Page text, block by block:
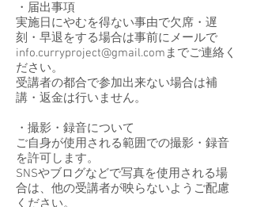
・届出事項
実施日にやむを得ない事由で欠席・遅
刻・早退をする場合は事前にメールで
info.curryproject@gmail.comまでご連絡く
ださい。
受講者の都合で参加出来ない場合は補
講・返金は行いません。
・撮影・録音について
ご自身が使用される範囲での撮影・録音
を許可します。
SNSやブログなどで写真を使用される場
合は、他の受講者が映らないようご配慮
ください。